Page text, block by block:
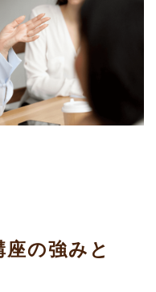
の強みと